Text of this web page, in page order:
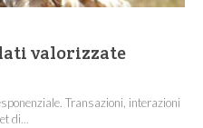
valorizzate
Transazioni, interazioni
di...